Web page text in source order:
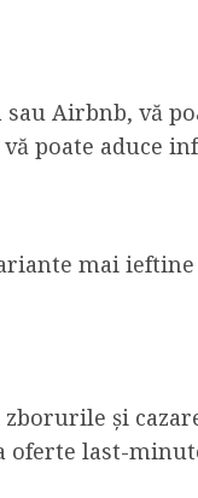
Airbnb, vă
poate aduce
mai
și
oferte last-